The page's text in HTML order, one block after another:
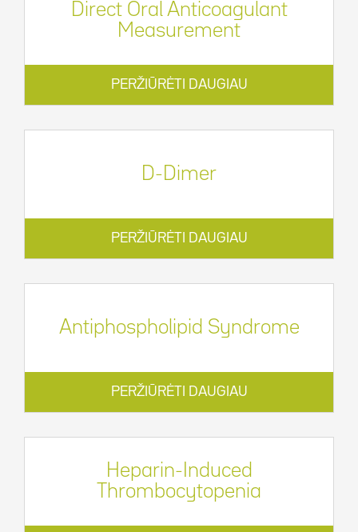
Direct Oral Anticoagulant
Measurement
PERŽIŪRĖTI DAUGIAU
D-Dimer
PERŽIŪRĖTI DAUGIAU
Antiphospholipid Syndrome
PERŽIŪRĖTI DAUGIAU
Heparin-Induced
Thrombocytopenia